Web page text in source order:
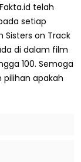
telah
setiap
Sisters on Track
di dalam film
100. Semoga
apakah